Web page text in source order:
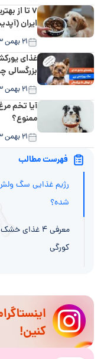
۷ تا از
ایران (آپدیت
۲۱ بهمن ۱۴۰۳
غذای
بزرگسالی
۲۱ بهمن ۱۴۰۳
آیا تخم
ممنوع؟
۲۱ بهمن ۱۴۰۳
فهرست مطالب
رژیم غذایی سگ
شده؟
معرفی ۴
کورگی
کورگی بالغ
۳ دستور پخت غذای
ولش کورگی